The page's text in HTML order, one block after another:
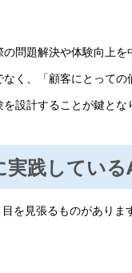
問題解決や体験向上
く、「顧客にとって
設計することが鍵とな
践している
を見張るものがあり